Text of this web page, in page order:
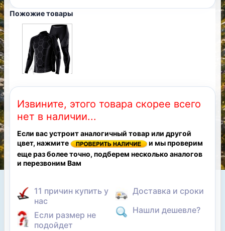
Пожожие товары
Извините, этого товара скорее всего
нет в наличии...
Если вас устроит аналогичный товар или другой
цвет, нажмите
и мы проверим
еще раз более точно, подберем несколько аналогов
и перезвоним Вам
11 причин купить у
нас
Если размер не
подойдет
Доставка и сроки
Нашли дешевле?